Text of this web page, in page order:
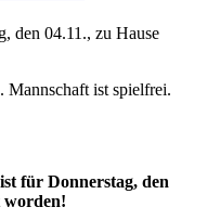
den 04.11., zu Hause
Mannschaft ist spielfrei.
für Donnerstag, den
worden!